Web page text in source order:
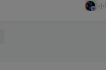
小